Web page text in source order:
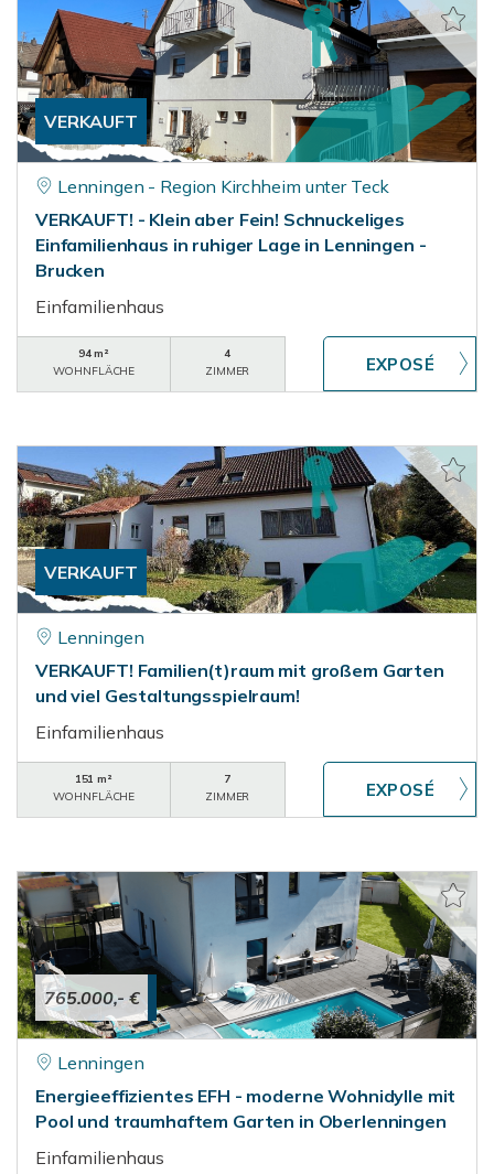
VERKAUFT
Lenningen - Region Kirchheim unter Teck
VERKAUFT! - Klein aber Fein! Schnuckeliges
Einfamilienhaus in ruhiger Lage in Lenningen -
Brucken
Einfamilienhaus
94 m²
WOHNFLÄCHE
4
ZIMMER
VERKAUFT
Lenningen
VERKAUFT! Familien(t)raum mit großem Garten
und viel Gestaltungsspielraum!
Einfamilienhaus
151 m²
WOHNFLÄCHE
7
ZIMMER
765.000,- €
Lenningen
Energieeffizientes EFH - moderne Wohnidylle mit
Pool und traumhaftem Garten in Oberlenningen
Einfamilienhaus